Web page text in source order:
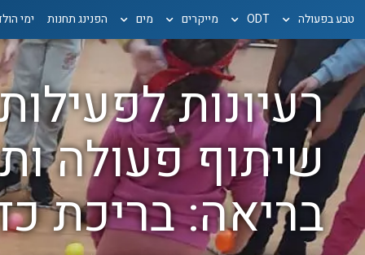
טבע בפעולה ODT מייקרים מים הפנינג תחנות ימי
שיתוף פעולה
בריאה: בריכת